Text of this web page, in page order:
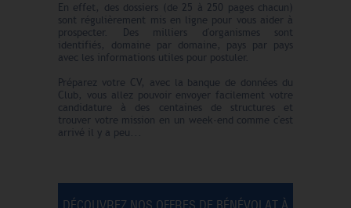
En effet, des dossiers (de 25 à 250 pages chacun)
sont régulièrement mis en ligne pour vous aider à
prospecter. Des milliers d'organismes sont
identifiés, domaine par domaine, pays par pays
avec les informations utiles pour postuler.
Préparez votre CV, avec la banque de données du
Club, vous allez pouvoir envoyer facilement votre
candidature à des centaines de structures et
trouver votre mission en un week-end comme c'est
arrivé il y a peu...